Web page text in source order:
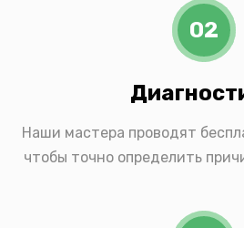
02
Наши мастера проводят
чтобы точно определить